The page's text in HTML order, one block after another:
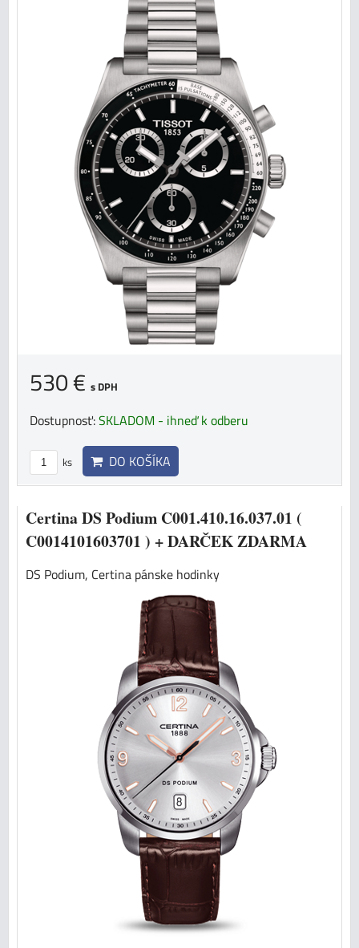
530 € s DPH
Dostupnosť:SKLADOM - ihneď k odberu
ks DO KOŠÍKA
Certina DS Podium C001.410.16.037.01 (
C0014101603701 ) + DARČEK ZDARMA
DS Podium, Certina pánske hodinky